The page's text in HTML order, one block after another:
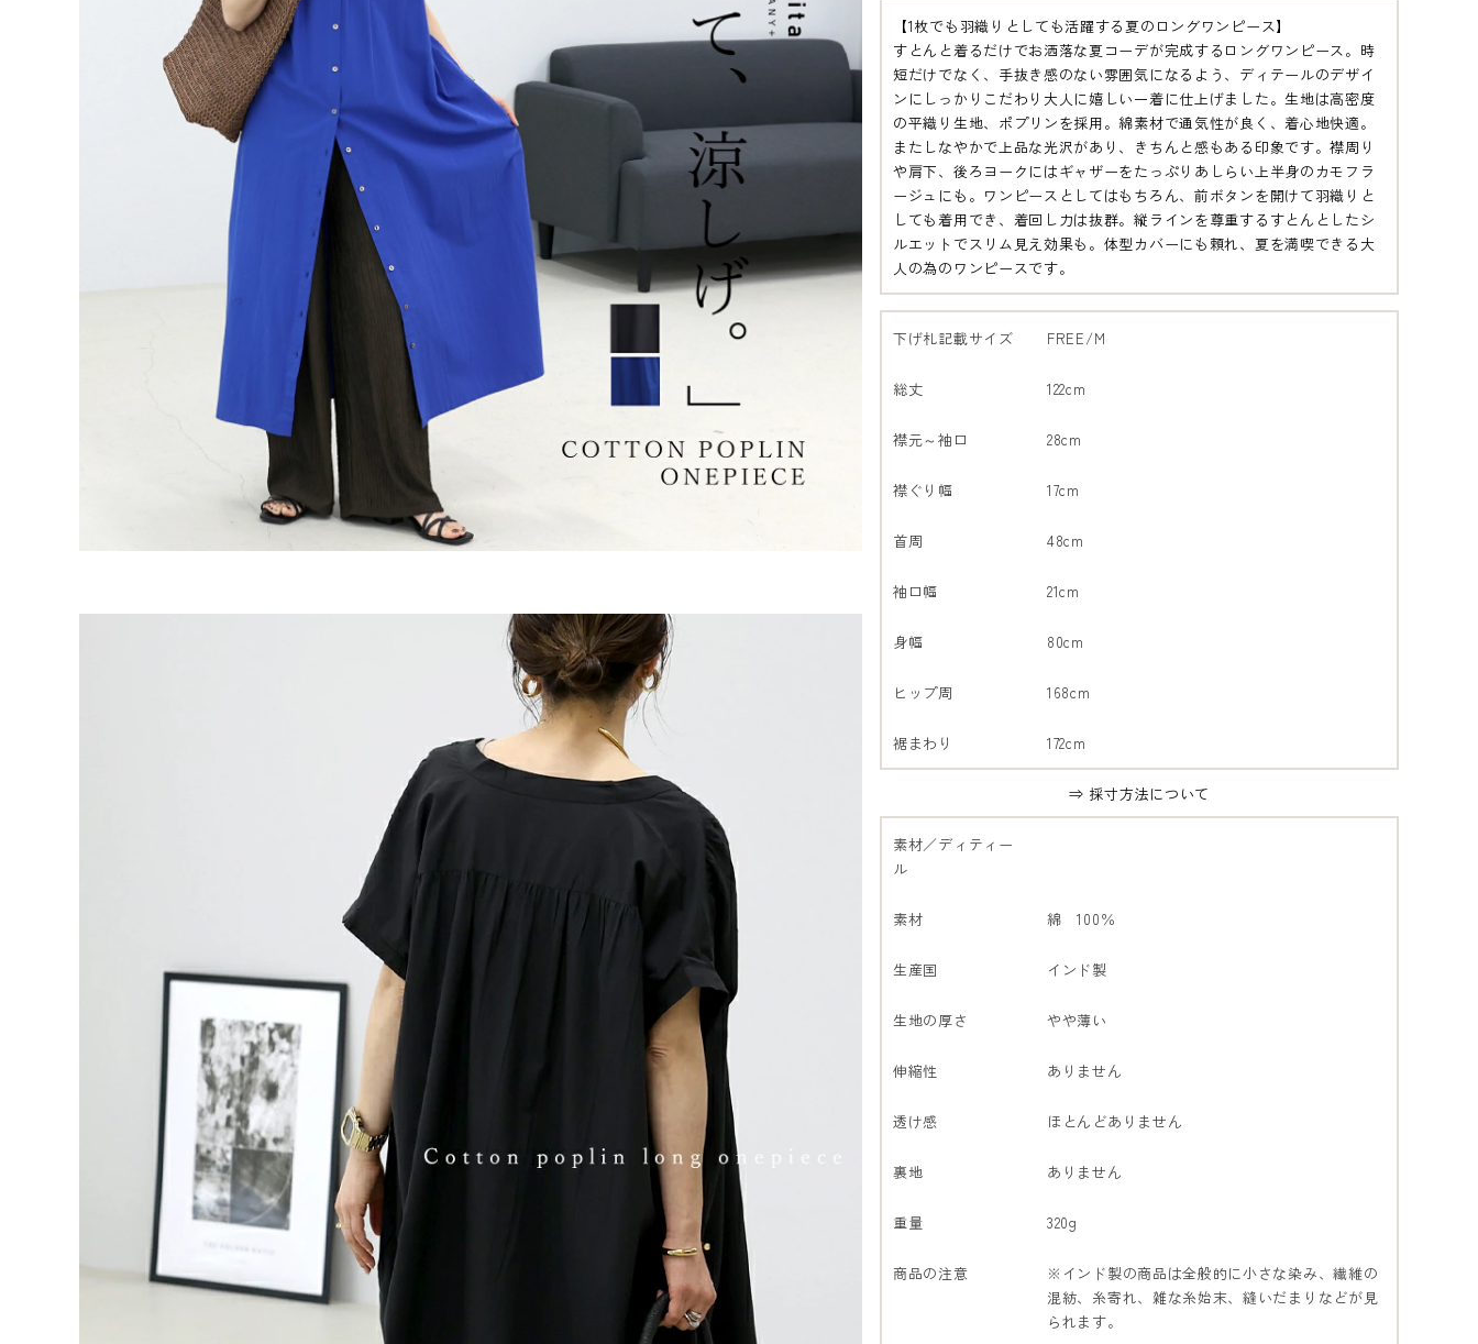
【1枚でも羽織りとしても活躍する夏のロングワンピース】
すとんと着るだけでお洒落な夏コーデが完成するロングワンピース。時
短だけでなく、手抜き感のない雰囲気になるよう、ディテールのデザイ
ンにしっかりこだわり大人に嬉しい一着に仕上げました。生地は高密度
の平織り生地、ポプリンを採用。綿素材で通気性が良く、着心地快適。
またしなやかで上品な光沢があり、きちんと感もある印象です。襟周り
や肩下、後ろヨークにはギャザーをたっぷりあしらい上半身のカモフラ
ージュにも。ワンピースとしてはもちろん、前ボタンを開けて羽織りと
しても着用でき、着回し力は抜群。縦ラインを尊重するすとんとしたシ
ルエットでスリム見え効果も。体型カバーにも頼れ、夏を満喫できる大
人の為のワンピースです。
下げ札記載サイズ FREE/M
総丈 122cm
襟元～袖口 28cm
襟ぐり幅 17cm
首周 48cm
袖口幅 21cm
身幅 80cm
ヒップ周 168cm
裾まわり 172cm
⇒ 採寸方法について
素材／ディティー
ル
素材 綿 100％
生産国 インド製
生地の厚さ やや薄い
伸縮性 ありません
透け感 ほとんどありません
裏地 ありません
重量 320g
商品の注意
※インド製の商品は全般的に小さな染み、繊維の
混紡、糸寄れ、雑な糸始末、縫いだまりなどが見
られます。